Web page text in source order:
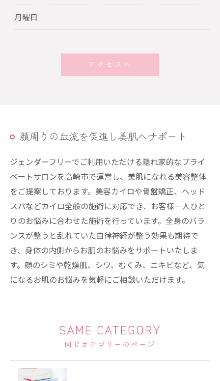
月曜日
アクセスへ
顔周りの血流を促進し美肌へサポート
ジェンダーフリーでご利用いただける隠れ家的なプライ
ベートサロンを高崎市で運営し、美肌になれる美容整体
をご提案しております。美容カイロや骨盤矯正、ヘッド
スパなどカイロ全般の施術に対応でき、お客様一人ひと
りのお悩みに合わせた施術を行っています。全身のバラ
ンスが整うと乱れていた自律神経が整う効果も期待で
き、身体の内側からお肌のお悩みをサポートいたしま
す。顔のシミや乾燥肌、シワ、むくみ、ニキビなど、気
になるお肌のお悩みを気軽にご相談いただけます。
同じカテゴリーのページ
SAME CATEGORY